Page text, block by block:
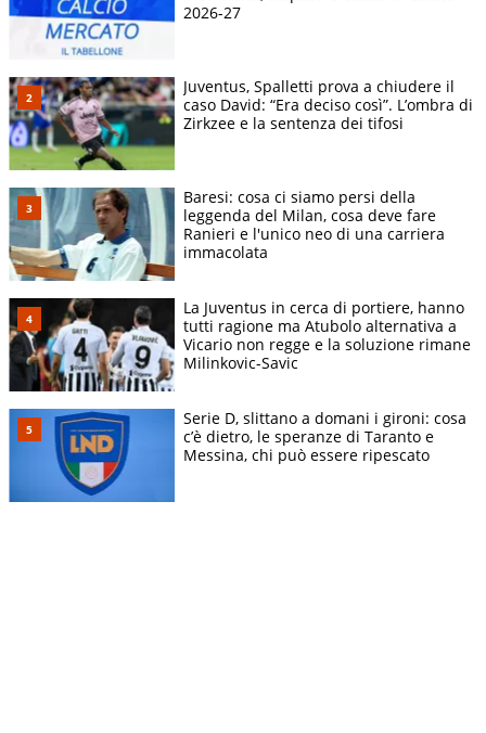
2026-27
Juventus, Spalletti prova a chiudere il
caso David: “Era deciso così”. L’ombra di
Zirkzee e la sentenza dei tifosi
Baresi: cosa ci siamo persi della
leggenda del Milan, cosa deve fare
Ranieri e l'unico neo di una carriera
immacolata
La Juventus in cerca di portiere, hanno
tutti ragione ma Atubolo alternativa a
Vicario non regge e la soluzione rimane
Milinkovic-Savic
Serie D, slittano a domani i gironi: cosa
c’è dietro, le speranze di Taranto e
Messina, chi può essere ripescato